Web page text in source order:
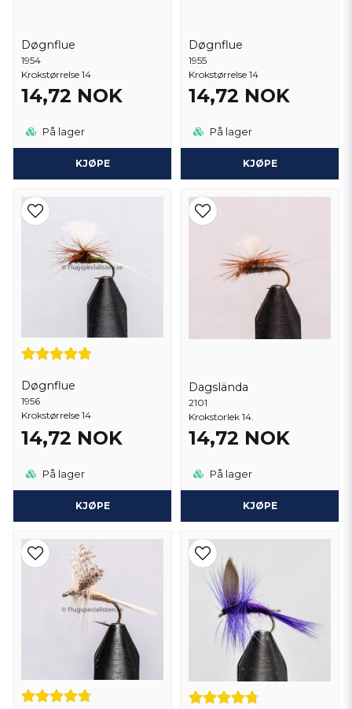
Døgnflue
1954
Krokstørrelse 14
14,72 NOK
På lager
KJØPE
Døgnflue
1955
Krokstørrelse 14
14,72 NOK
På lager
KJØPE
Døgnflue
1956
Krokstørrelse 14
14,72 NOK
På lager
KJØPE
Dagslända
2101
Krokstorlek 14.
14,72 NOK
På lager
KJØPE